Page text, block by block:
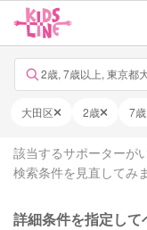
2歳, 7歳以上, 東京都
大田区 2歳 7
該当するサポーターが
検索条件を見直してみ
詳細条件を指定し